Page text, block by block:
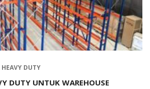
HEAVY DUTY
DUTY UNTUK WAREHOUSE